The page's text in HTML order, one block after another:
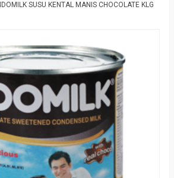
SUSU KENTAL MANIS CHOCOLATE KLG